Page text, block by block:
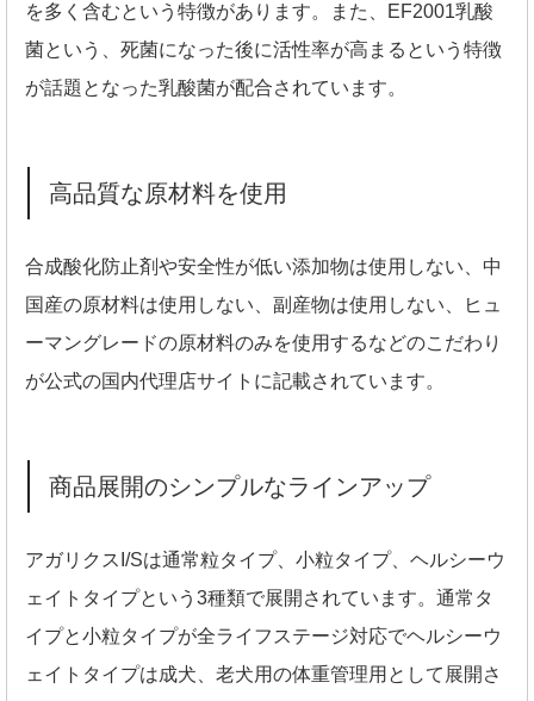
を多く含むという特徴があります。また、EF2001乳酸
菌という、死菌になった後に活性率が高まるという特徴
が話題となった乳酸菌が配合されています。
高品質な原材料を使用
合成酸化防止剤や安全性が低い添加物は使用しない、中
国産の原材料は使用しない、副産物は使用しない、ヒュ
ーマングレードの原材料のみを使用するなどのこだわり
が公式の国内代理店サイトに記載されています。
商品展開のシンプルなラインアップ
アガリクスI/Sは通常粒タイプ、小粒タイプ、ヘルシーウ
ェイトタイプという3種類で展開されています。通常タ
イプと小粒タイプが全ライフステージ対応でヘルシーウ
ェイトタイプは成犬、老犬用の体重管理用として展開さ